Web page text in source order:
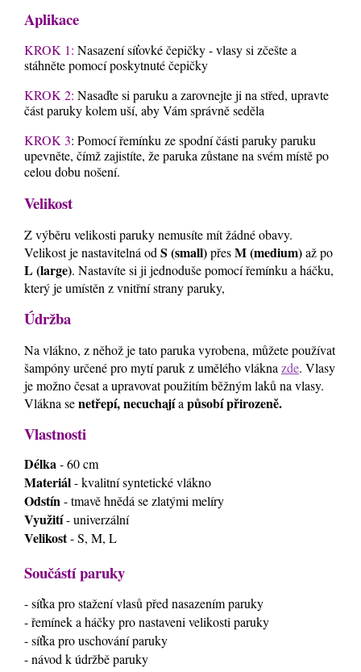
Aplikace
KROK 1: Nasazení síťovké čepičky - vlasy si zčešte a
stáhněte pomocí poskytnuté čepičky
KROK 2: Nasaďte si paruku a zarovnejte ji na střed, upravte
část paruky kolem uší, aby Vám správně seděla
KROK 3: Pomocí řemínku ze spodní části paruky paruku
upevněte, čímž zajistíte, že paruka zůstane na svém místě po
celou dobu nošení.
Velikost
Z výběru velikosti paruky nemusíte mít žádné obavy.
Velikost je nastavitelná od S (small)přesM (medium)až po
L (large). Nastavíte si ji jednoduše pomocí řemínku a háčku,
který je umístěn z vnitřní strany paruky,
Údržba
Na vlákno, z něhož je tato paruka vyrobena, můžete používat
šampóny určené pro mytí paruk z umělého vláknazde. Vlasy
je možno česat a upravovat použitím běžným laků na vlasy.
Vlákna senetřepí, necuchajíapůsobí přirozeně.
Vlastnosti
Délka- 60 cm
Materiál- kvalitní syntetické vlákno
Odstín- tmavě hnědá se zlatými melíry
Využití- univerzální
Velikost- S, M, L
Součástí paruky
- síťka pro stažení vlasů před nasazením paruky
- řemínek a háčky pro nastaveni velikosti paruky
- síťka pro uschování paruky
- návod k údržbě paruky